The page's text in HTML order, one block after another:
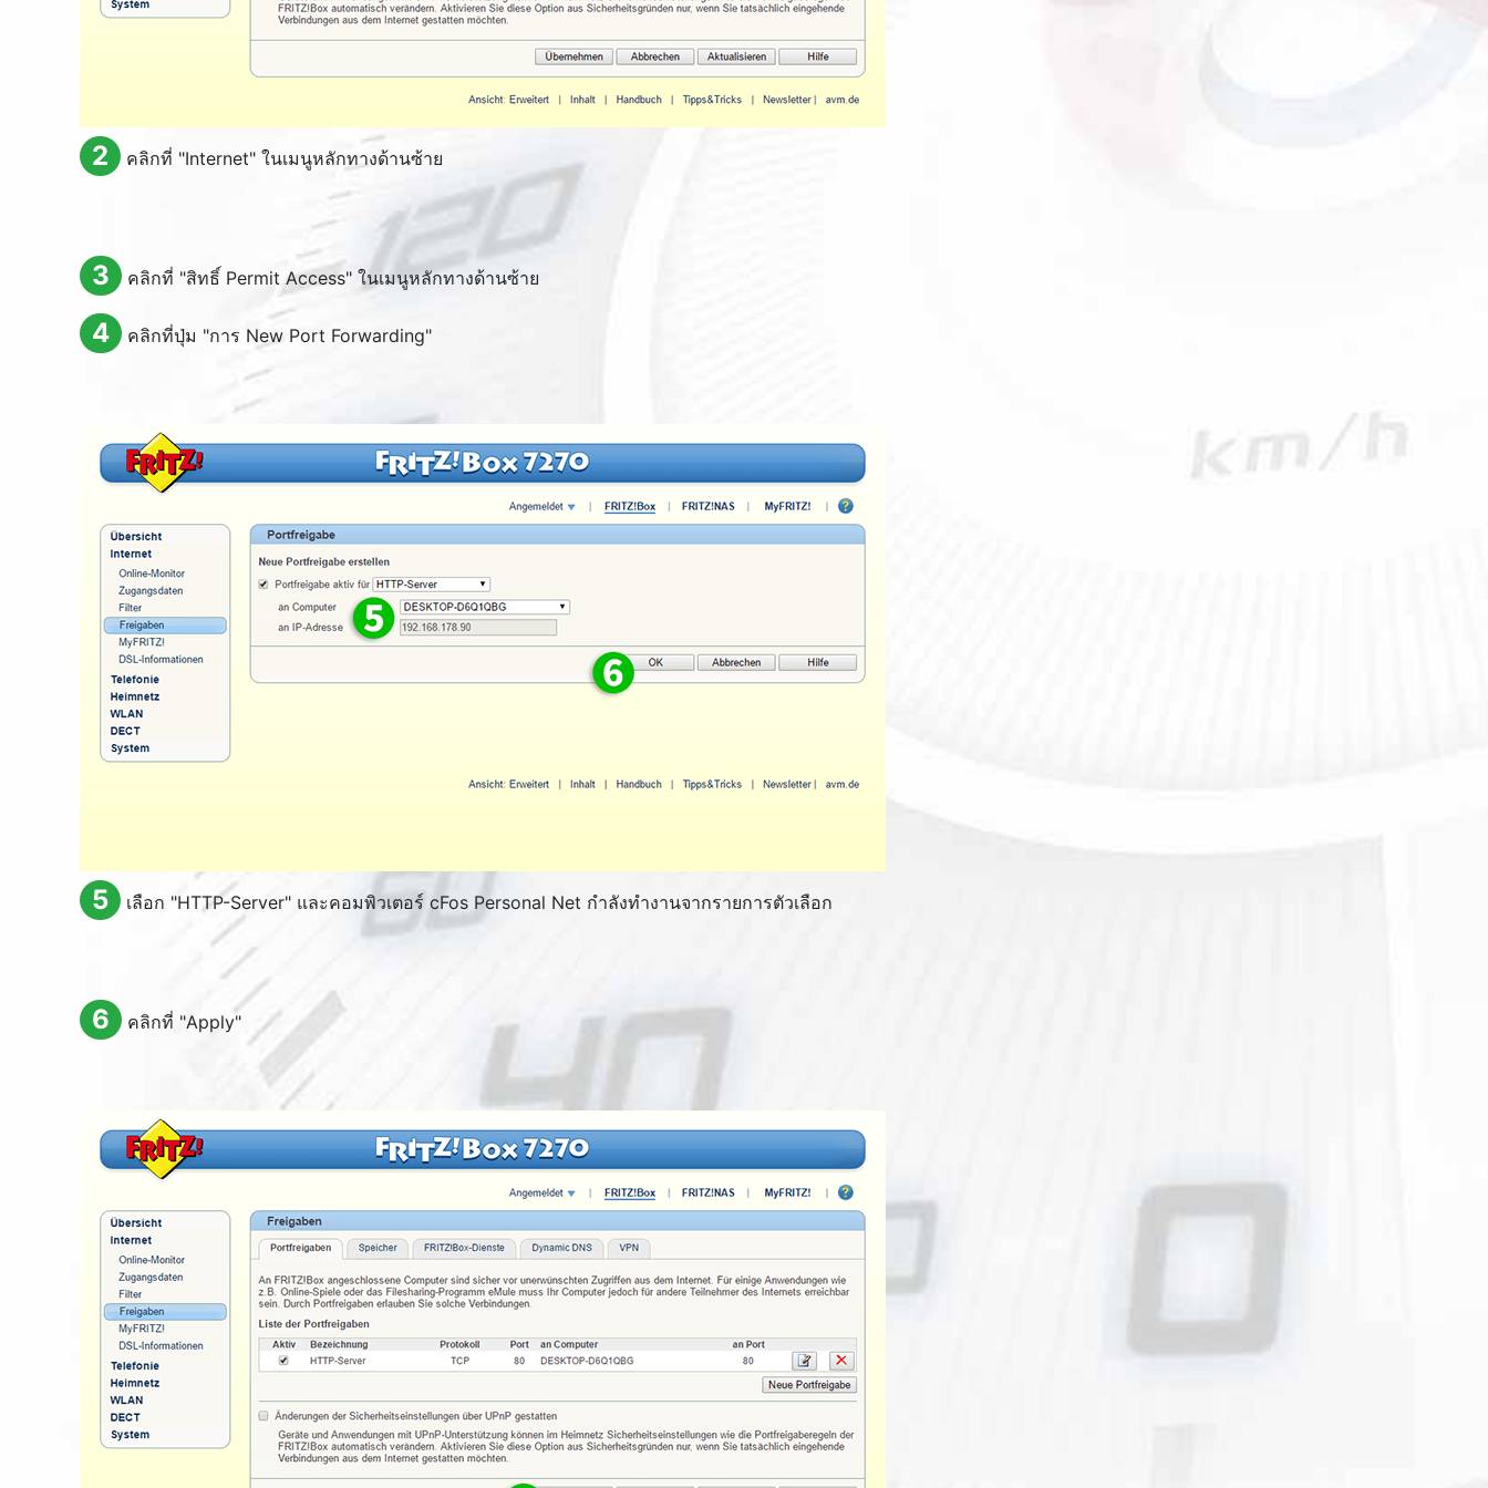
2 คลิกที่ "Internet" ในเมนูหลักทางด้านซ้าย
3 คลิกที่ "สิทธิ์ Permit Access" ในเมนูหลักทางด้านซ้าย
4 คลิกที่ปุ่ม "การ New Port Forwarding"
5 เลือก "HTTP-Server" และคอมพิวเตอร์ cFos Personal Net กำลังทำงานจากรายการตัวเลือก
6 คลิกที่ "Apply"